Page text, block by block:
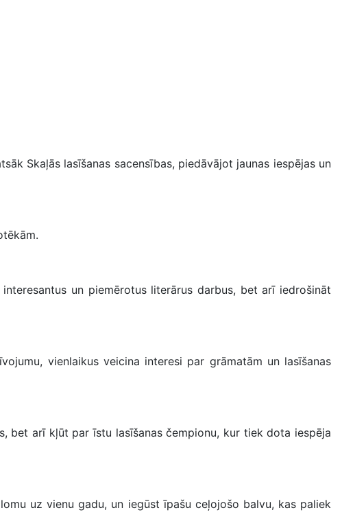
Skaļās lasīšanas sacensības, piedāvājot jaunas iespējas un
un piemērotus literārus darbus, bet arī iedrošināt
vienlaikus veicina interesi par grāmatām un lasīšanas
bet arī kļūt par īstu lasīšanas čempionu, kur tiek dota iespēja
uz vienu gadu, un iegūst īpašu ceļojošo balvu, kas paliek